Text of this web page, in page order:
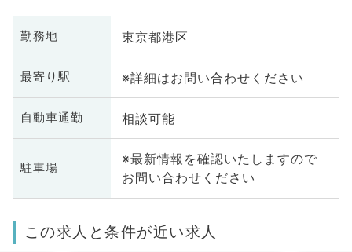
勤務地 東京都港区
最寄り駅 ※詳細はお問い合わせください
自動車通勤 相談可能
駐車場
※最新情報を確認いたしますので
お問い合わせください
この求人と条件が近い求人